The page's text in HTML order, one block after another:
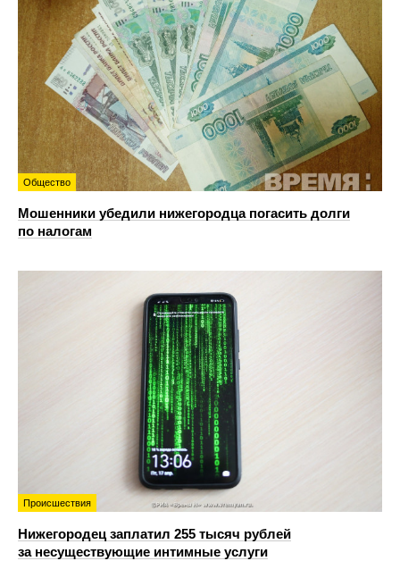
Общество
Мошенники убедили нижегородца погасить долги
по налогам
Происшествия
Нижегородец заплатил 255 тысяч рублей
за несуществующие интимные услуги